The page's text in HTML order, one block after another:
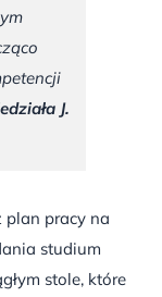
J.
pracy na
studium
stole, które